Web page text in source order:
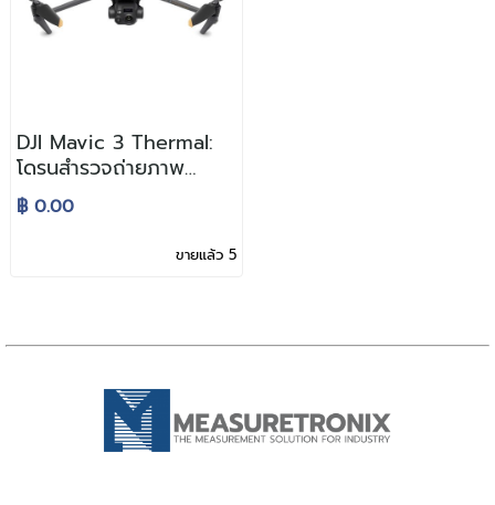
DJI Mavic 3 Thermal:
โดรนสำรวจถ่ายภาพ
อุณหภูมิความร้อน ขนาด
พกพา
฿ 0.00
ขายแล้ว 5